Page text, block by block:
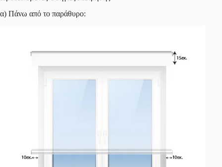
α) Πάνω από το παράθυρο: